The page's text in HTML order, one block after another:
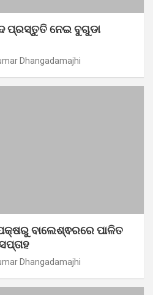
ପ୍ରସ୍ତୁତି ନେଇ ବୁଗୁଡା
Dhangadamajhi
ବାଲେଶ୍ଵରରେ ପାଳିତ
Dhangadamajhi